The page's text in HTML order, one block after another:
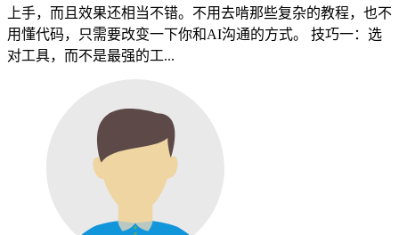
上手，而且效果还相当不错。不用去啃那些复杂的教程，也不
用懂代码，只需要改变一下你和AI沟通的方式。 技巧一：选
对工具，而不是最强的工...